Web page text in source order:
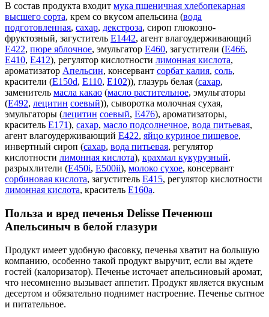
В состав продукта входит мука пшеничная хлебопекарная
высшего сорта, крем со вкусом апельсина (вода
подготовленная, сахар, декстроза, сироп глюкозно-
фруктозный, загуститель Е1442, агент влагоудерживающий
Е422, пюре яблочное, эмульгатор E460, загустители (Е466,
Е410, Е412), регулятор кислотности лимонная кислота,
ароматизатор Апельсин, консервант сорбат калия, соль,
красители (Е150d, Е110, Е102)), глазурь белая (сахар,
заменитель масла какао (масло растительное, эмульгаторы
(Е492, лецитин соевый)), сыворотка молочная сухая,
эмульгаторы (лецитин соевый, Е476), ароматизаторы,
краситель Е171), сахар, масло подсолнечное, вода питьевая,
агент влагоудерживающий Е422, яйцо куриное пищевое,
инвертный сироп (сахар, вода питьевая, регулятор
кислотности лимонная кислота), крахмал кукурузный,
разрыхлители (Е450i, Е500ii), молоко сухое, консервант
сорбиновая кислота, загуститель Е415, регулятор кислотности
лимонная кислота, краситель Е160а.
Польза и вред печенья Delisse Печенюш
Апельсиныч в белой глазури
Продукт имеет удобную фасовку, печенья хватит на большую
компанию, особенно такой продукт выручит, если вы ждете
гостей (калоризатор). Печенье источает апельсиновый аромат,
что несомненно вызывает аппетит. Продукт является вкусным
десертом и обязательно поднимет настроение. Печенье сытное
и питательное.